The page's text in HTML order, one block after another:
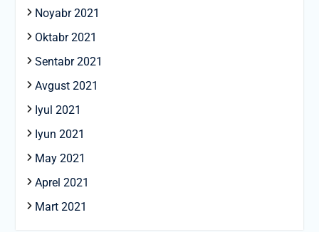
Noyabr 2021
Oktabr 2021
Sentabr 2021
Avgust 2021
Iyul 2021
Iyun 2021
May 2021
Aprel 2021
Mart 2021